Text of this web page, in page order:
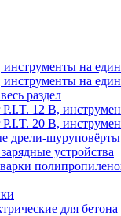
инструменты на
инструменты на
раздел
P.I.T. 12 В,
P.I.T. 20 В,
дрели-шуруповёрты
устройства
для бетона